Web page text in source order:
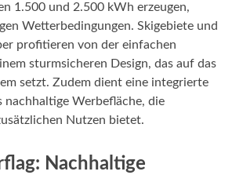
1.500 und 2.500 kWh erzeugen,
Wetterbedingungen. Skigebiete und
profitieren von der einfachen
sturmsicheren Design, das auf das
setzt. Zudem dient eine integrierte
nachhaltige Werbefläche, die
Nutzen bietet.
Nachhaltige